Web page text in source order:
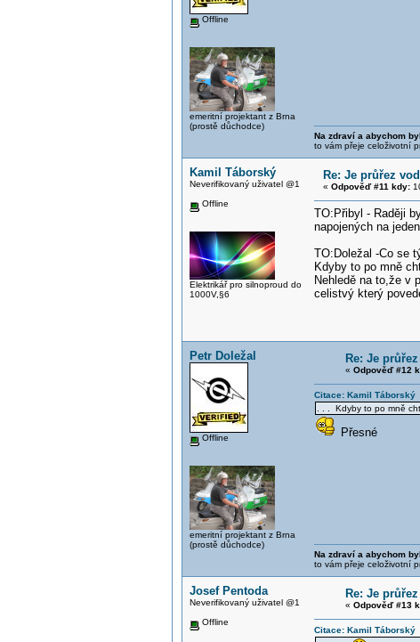
Offline
emeritní projektant z Brna
(prostě důchodce)
Na zdraví a abychom
to vám přeje celoživotní
Kamil Táborský
Neverifikovaný uživatel @1
Offline
Elektrikář pro silnoproud do
1000V,§6
Re: Je průřez
« Odpověď #11 kdy:
TO:Přibyl - Raději
napojených na
TO:Doležal -Co se
Kdyby to po mně
Nehledě na to,že v
celistvý který
Petr Doležal
Offline
emeritní projektant z Brna
(prostě důchodce)
Re: Je
« Odpověď #12
Citace: Kamil Táborský
. . . Kdyby to po mně
Přesné
Na zdraví a abychom
to vám přeje celoživotní
Josef Pentoda
Neverifikovaný uživatel @1
Offline
Re: Je
« Odpověď #13
Citace: Kamil Táborský